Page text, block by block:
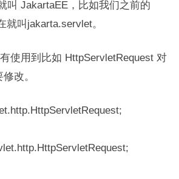
叫 JakartaEE，比如我们之前的​​
就叫​​jakarta.servlet​​。
使用到比如 HttpServletRequest 对
改。